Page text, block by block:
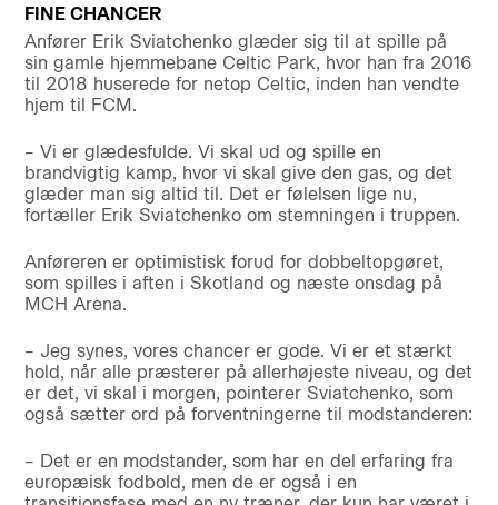
FINE CHANCER
Anfører Erik Sviatchenko glæder sig til at spille på
sin gamle hjemmebane Celtic Park, hvor han fra 2016
til 2018 huserede for netop Celtic, inden han vendte
hjem til FCM.
– Vi er glædesfulde. Vi skal ud og spille en
brandvigtig kamp, hvor vi skal give den gas, og det
glæder man sig altid til. Det er følelsen lige nu,
fortæller Erik Sviatchenko om stemningen i truppen.
Anføreren er optimistisk forud for dobbeltopgøret,
som spilles i aften i Skotland og næste onsdag på
MCH Arena.
– Jeg synes, vores chancer er gode. Vi er et stærkt
hold, når alle præsterer på allerhøjeste niveau, og det
er det, vi skal i morgen, pointerer Sviatchenko, som
også sætter ord på forventningerne til modstanderen:
– Det er en modstander, som har en del erfaring fra
europæisk fodbold, men de er også i en